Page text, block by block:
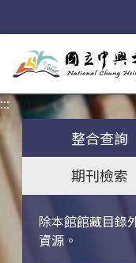
:::
整合查詢
期刊檢索
除本館館藏目錄
資源。
關鍵字搜尋